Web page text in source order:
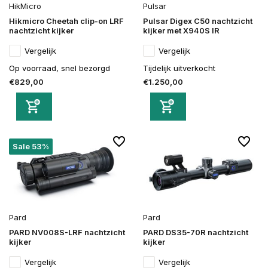
HikMicro
Hikmicro Cheetah clip-on LRF
nachtzicht kijker
Vergelijk
Op voorraad, snel bezorgd
€829,00
Pulsar
Pulsar Digex C50 nachtzicht
kijker met X940S IR
Vergelijk
Tijdelijk uitverkocht
€1.250,00
Sale 53%
Pard
PARD NV008S-LRF nachtzicht
kijker
Vergelijk
Pard
PARD DS35-70R nachtzicht
kijker
Vergelijk